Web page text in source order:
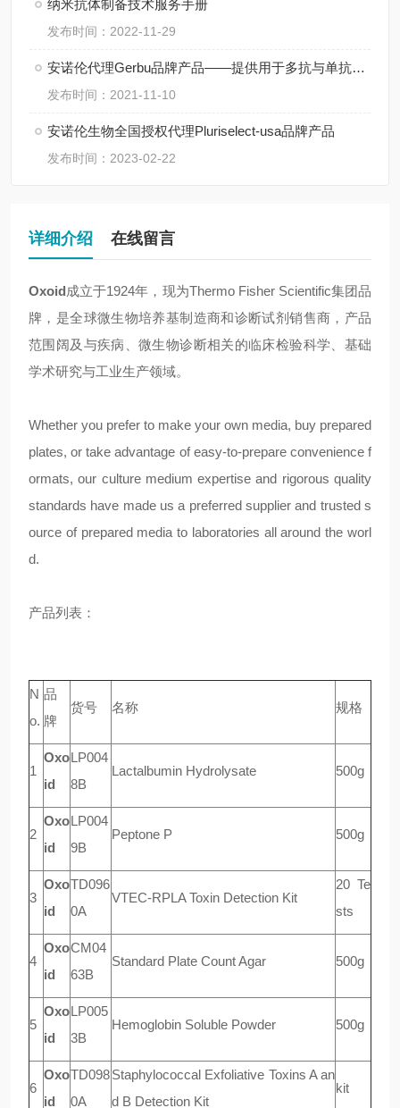
纳米抗体制备技术服务手册
发布时间：2022-11-29
安诺伦代理Gerbu品牌产品——提供用于多抗与单抗生产的高性价比佐剂
发布时间：2021-11-10
安诺伦生物全国授权代理Pluriselect-usa品牌产品
发布时间：2023-02-22
详细介绍 在线留言
Oxoid成立于1924年，现为Thermo Fisher Scientific集团品
牌，是全球微生物培养基制造商和诊断试剂销售商，产品
范围阔及与疾病、微生物诊断相关的临床检验科学、基础
学术研究与工业生产领域。
Whether you prefer to make your own media, buy prepared
plates, or take advantage of easy-to-prepare convenience f
ormats, our culture medium expertise and rigorous quality
standards have made us a preferred supplier and trusted s
ource of prepared media to laboratories all around the worl
d.
产品列表：
N
o.
品
牌
货号 名称 规格
1
Oxo
id
LP004
8B
Lactalbumin Hydrolysate 500g
2
Oxo
id
LP004
9B
Peptone P 500g
3
Oxo
id
TD096
0A
VTEC-RPLA Toxin Detection Kit
20 Te
sts
4
Oxo
id
CM04
63B
Standard Plate Count Agar 500g
5
Oxo
id
LP005
3B
Hemoglobin Soluble Powder 500g
6
Oxo
id
TD098
0A
Staphylococcal Exfoliative Toxins A an
d B Detection Kit
kit